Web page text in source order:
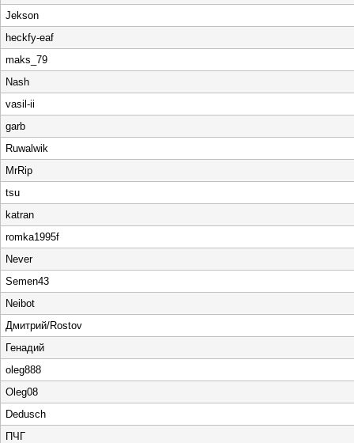
Jekson
heckfy-eaf
maks_79
Nash
vasil-ii
garb
Ruwalwik
MrRip
tsu
katran
romka1995f
Never
Semen43
Neibot
Дмитрий/Rostov
Генадий
oleg888
Oleg08
Dedusch
ПЧГ